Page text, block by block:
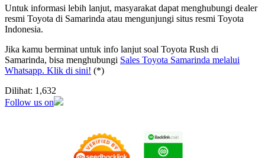
Untuk informasi lebih lanjut, masyarakat dapat menghubungi dealer
resmi Toyota di Samarinda atau mengunjungi situs resmi Toyota
Indonesia.
Jika kamu berminat untuk info lanjut soal Toyota Rush di
Samarinda, bisa menghubungi Sales Toyota Samarinda melalui
Whatsapp. Klik di sini! (*)
Dilihat: 1,632
Follow us on